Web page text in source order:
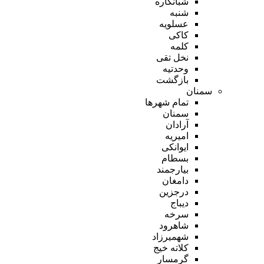
شنبه
عسلویه
کاکی
کلمه
نخل تقی
وحدتیه
بازگشت
سمنان
تمام شهر‌ها
سمنان
آرادان
امیریه
ایوانکی
بسطام
بیارجمند
دامغان
درجزین
دیباج
سرخه
شاهرود
شهمیرزاد
کلاته خیج
گرمسار